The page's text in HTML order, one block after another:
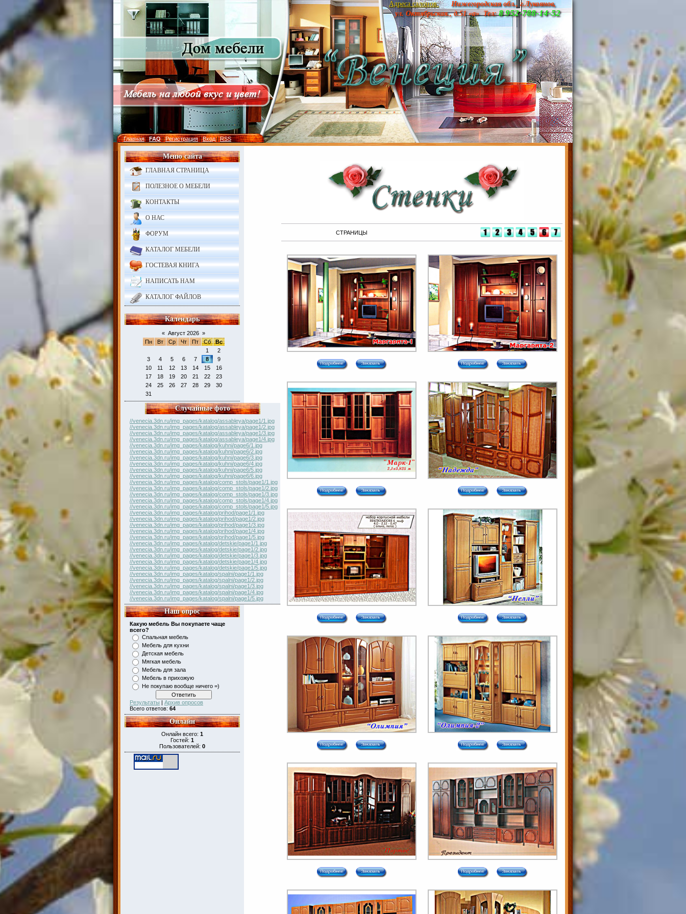
Адреса салонов:
Нижегородская обл., г.Лукоянов,
ул. Октябрьская., д.51 «а» Тел:8 952-788-14-52
Главная|FAQ|Регистрация|Вход|RSS
Меню сайта
ГЛАВНАЯ СТРАНИЦА
ПОЛЕЗНОЕ О МЕБЕЛИ
КОНТАКТЫ
О НАС
ФОРУМ
КАТАЛОГ МЕБЕЛИ
ГОСТЕВАЯ КНИГА
НАПИСАТЬ НАМ
КАТАЛОГ ФАЙЛОВ
Календарь
« Август 2026 »
Пн
Вт Ср Чт Пт Сб
Вс
1
2
3
4 5 6 7 8
9
10
11 12 13 14 15
16
17
18 19 20 21 22
23
24
25 26 27 28 29
30
31
Случайные фото
//venecia.3dn.ru/img_pages/katalog/assableya/page1/1.jpg
//venecia.3dn.ru/img_pages/katalog/assableya/page1/2.jpg
//venecia.3dn.ru/img_pages/katalog/assableya/page1/3.jpg
//venecia.3dn.ru/img_pages/katalog/assableya/page1/4.jpg
//venecia.3dn.ru/img_pages/katalog/kuhni/page6/1.jpg
//venecia.3dn.ru/img_pages/katalog/kuhni/page6/2.jpg
//venecia.3dn.ru/img_pages/katalog/kuhni/page6/3.jpg
//venecia.3dn.ru/img_pages/katalog/kuhni/page6/4.jpg
//venecia.3dn.ru/img_pages/katalog/kuhni/page6/5.jpg
//venecia.3dn.ru/img_pages/katalog/kuhni/page6/6.jpg
//venecia.3dn.ru/img_pages/katalog/comp_stols/page1/1.jpg
//venecia.3dn.ru/img_pages/katalog/comp_stols/page1/2.jpg
//venecia.3dn.ru/img_pages/katalog/comp_stols/page1/3.jpg
//venecia.3dn.ru/img_pages/katalog/comp_stols/page1/4.jpg
//venecia.3dn.ru/img_pages/katalog/comp_stols/page1/5.jpg
//venecia.3dn.ru/img_pages/katalog/prihod/page1/1.jpg
//venecia.3dn.ru/img_pages/katalog/prihod/page1/2.jpg
//venecia.3dn.ru/img_pages/katalog/prihod/page1/3.jpg
//venecia.3dn.ru/img_pages/katalog/prihod/page1/4.jpg
//venecia.3dn.ru/img_pages/katalog/prihod/page1/5.jpg
//venecia.3dn.ru/img_pages/katalog/detskie/page1/1.jpg
//venecia.3dn.ru/img_pages/katalog/detskie/page1/2.jpg
//venecia.3dn.ru/img_pages/katalog/detskie/page1/3.jpg
//venecia.3dn.ru/img_pages/katalog/detskie/page1/4.jpg
//venecia.3dn.ru/img_pages/katalog/detskie/page1/5.jpg
//venecia.3dn.ru/img_pages/katalog/spalni/page1/1.jpg
//venecia.3dn.ru/img_pages/katalog/spalni/page1/2.jpg
//venecia.3dn.ru/img_pages/katalog/spalni/page1/3.jpg
//venecia.3dn.ru/img_pages/katalog/spalni/page1/4.jpg
//venecia.3dn.ru/img_pages/katalog/spalni/page1/5.jpg
Наш опрос
Какую мебель Вы покупаете чаще
всего?
Спальная мебель
Мебель для кухни
Детская мебель
Мягкая мебель
Мебель для зала
Мебель в прихожую
Не покупаю вообще ничего =)
Результаты | Архив опросов
Всего ответов: 64
Онлайн
Онлайн всего: 1
Гостей: 1
Пользователей: 0
СТРАНИЦЫ